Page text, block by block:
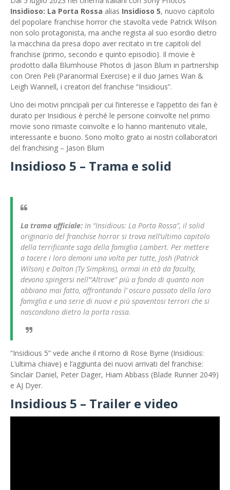
Insidioso: La Porta Rossa alias Insidioso 5, nuovo capitolo
del popolare franchise horror che stavolta vede Patrick Wilson
non solo protagonista, ma anche regista al suo esordio dietro
la macchina da presa dopo aver recitato in tre capitoli del
franchise (primo, secondo e quinto episodio). Il movie è
prodotto dalla Blumhouse Photos di Jason Blum in partnership
con Oren Peli (Paranormal Exercise) e il duo James Wan &
Leigh Wannell, i creatori del franchise “Insidious”.
Uno dei motivi principali per cui l’interesse e l’appetito dei fan è
durato per Insidious è perché le persone coinvolte nel primo
movie sono rimaste coinvolte e lo hanno mantenuto vitale,
interessante e buono. Sono molto grato ai nostri collaboratori
del franchising – Jason Blum
Insidioso 5 – Trama e solid
La trama ufficiale: In “Insidious: La Porta Rossa”, il solid
originario del franchise horror si trova nell’ultimo capitolo
della terrificante saga della famiglia Lambert. Per mettere
a tacere i loro demoni una volta per tutte, Josh (Patrick
Wilson) e Dalton (Ty Simpkins), ormai in età da faculty,
devono spingersi nell’“Altrove” più a fondo di quanto non
abbiano mai fatto, affrontando l’ oscuro passato della loro
famiglia e una serie di nuovi e più spaventosi terrori che si
nascondono dietro la porta rossa.
“Insidious 5” vede anche il ritorno di Rose Byrne (Insidious:
L’ultima chiave) e l’aggiunta dei nuovi arrivati ​​del franchise:
Sinclair Daniel, Peter Dager, Hiam Abbass (Blade Runner 2049)
e AJ Dyer.
Insidious 5 – Trailer e video